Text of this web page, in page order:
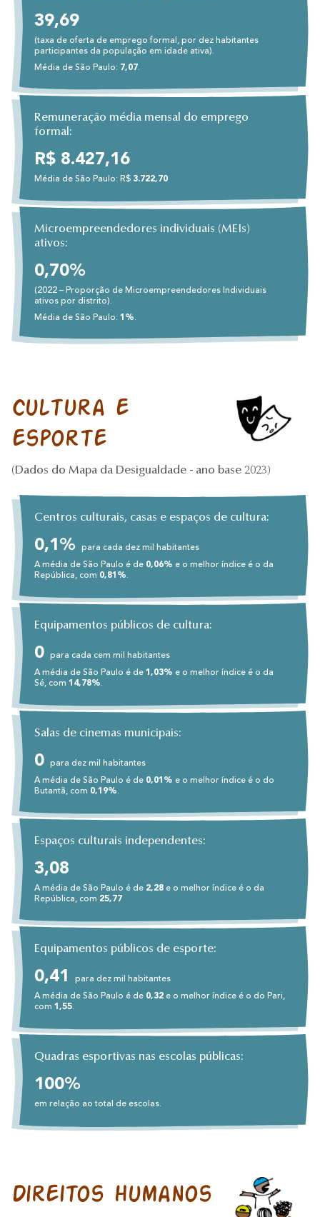
39,69
(taxa de oferta de emprego formal, por dez habitantes
participantes da população em idade ativa).
Média de São Paulo: 7,07.
Remuneração média mensal do emprego
formal:
R$ 8.427,16
Média de São Paulo: R$ 3.722,70
Microempreendedores individuais (MEIs)
ativos:
0,70%
(2022 – Proporção de Microempreendedores Individuais
ativos por distrito).
Média de São Paulo: 1%.
Cultura e
esporte
(Dados do Mapa da Desigualdade - ano base 2023)
Centros culturais, casas e espaços de cultura:
0,1%
para cada dez mil habitantes
A média de São Paulo é de 0,06% e o melhor índice é o da
República, com 0,81%.
Equipamentos públicos de cultura:
0
para cada cem mil habitantes
A média de São Paulo é de 1,03% e o melhor índice é o da
Sé, com 14,78%.
Salas de cinemas municipais:
0
para dez mil habitantes
A média de São Paulo é de 0,01% e o melhor índice é o do
Butantã, com 0,19%.
Espaços culturais independentes:
3,08
A média de São Paulo é de 2,28 e o melhor índice é o da
República, com 25,77
Equipamentos públicos de esporte:
0,41
para dez mil habitantes
A média de São Paulo é de 0,32 e o melhor índice é o do Pari,
com 1,55.
Quadras esportivas nas escolas públicas:
100%
em relação ao total de escolas.
Direitos humanos